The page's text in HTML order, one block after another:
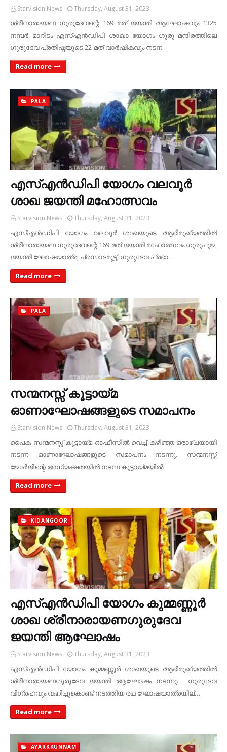
Starvision News Thursday, August 31, 2023
ശ്രീനാരായണ ഗുരുദേവന്റെ 169 മത് ജയന്തി ആഘോഷവും 1325
നമ്പര്‍ മാറിടം എസ്എന്‍ഡിപി ശാഖാ യോഗം ഗുരു മന്ദിരത്തിലെ
ഗുരുദേവ പ്രതിഷ്ഠയുടെ 22-മത് വാര്‍ഷികവും നടന…
Read more
PALA
എസ്എന്‍ഡിപി യോഗം വലവൂര്‍
ശാഖ ജയന്തി മഹോത്സവം
Starvision News Thursday, August 31, 2023
എസ്എന്‍ഡിപി യോഗം വലവൂര്‍ ശാഖയുടെ ആഭിമുഖ്യത്തില്‍
ശ്രീനാരായണ ഗുരുദേവന്റെ 169 മത് ജയന്തി മഹോത്സവം ഗുരുപൂജ,
ജയന്തി ഘോഷയാത്ര, പ്രസാദമൂട്ട്, ഗുരുദേവ പ്രഭാ…
Read more
PALA
സന്മനസ്സ് കൂട്ടായ്മ
ഓണാഘോഷങ്ങളുടെ സമാപനം
Starvision News Thursday, August 31, 2023
പൈക സന്മനസ്സ് കൂട്ടായ്മ ഓഫീസില്‍ വെച്ച് കഴിഞ്ഞ ഒരാഴ്ചയായി
നടന്ന ഓണാഘോഷങ്ങളുടെ സമാപനം നടന്നു. സന്മനസ്സ്
ജോര്‍ജിന്റെ അധ്യക്ഷതയില്‍ നടന്ന കൂട്ടായ്മയില്‍…
Read more
KIDANGOOR
എസ്എന്‍ഡിപി യോഗം കുമ്മണ്ണൂര്‍
ശാഖ ശ്രീനാരായണഗുരുദേവ
ജയന്തി ആഘോഷം
Starvision News Thursday, August 31, 2023
എസ്എന്‍ഡിപി യോഗം കുമ്മണ്ണൂര്‍ ശാഖയുടെ ആഭിമുഖ്യത്തില്‍
ശ്രീനാരായണഗുരുദേവ ജയന്തി ആഘോഷം നടന്നു. ഗുരുദേവ
വിഗ്രഹവും വഹിച്ചുകൊണ്ട് നടത്തിയ രഥ ഘോഷയാത്രയില്…
Read more
AYARKKUNNAM